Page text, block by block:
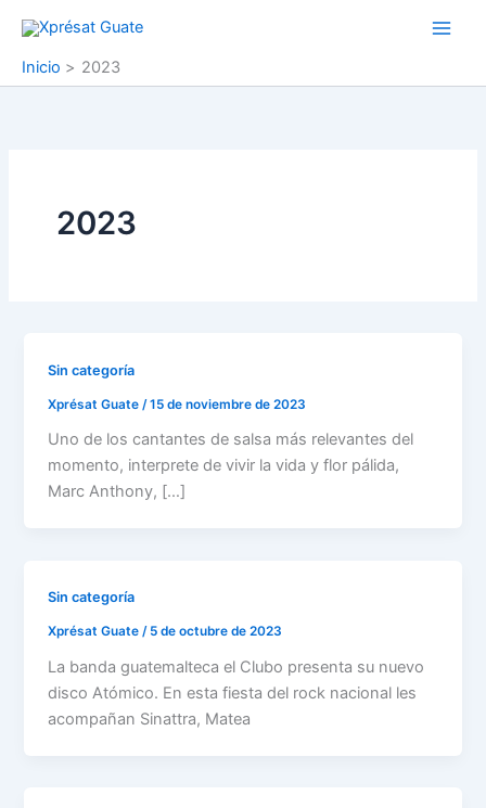
contenido
Inicio 2023
2023
Sin categoría
Xprésat Guate /15 de noviembre de 2023
Uno de los cantantes de salsa más relevantes del
momento, interprete de vivir la vida y flor pálida,
Marc Anthony, […]
Sin categoría
Xprésat Guate/ 5 de octubre de 2023
La banda guatemalteca el Clubo presenta su nuevo
disco Atómico. En esta fiesta del rock nacional les
acompañan Sinattra, Matea